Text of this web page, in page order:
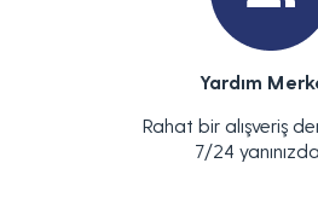
Yardım
Rahat bir alışveriş
7/24